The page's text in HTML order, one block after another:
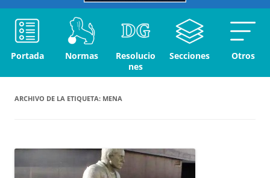
Portada Normas
Resolucio
nes
Secciones Otros
ARCHIVO DE LA ETIQUETA: MENA